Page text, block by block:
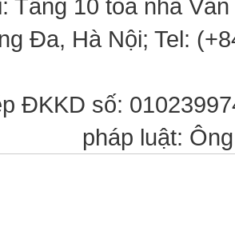
Tầng 10 tòa nhà
Đa, Hà Nội; Tel:
ĐKKD số:
pháp luật: